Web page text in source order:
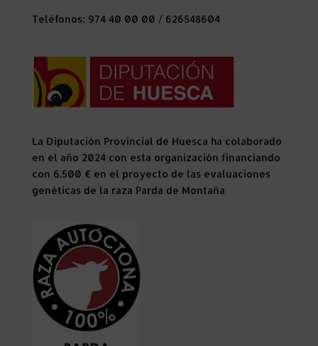
Teléfonos: 974 40 00 00 / 626548604
La Diputación Provincial de Huesca ha colaborado
en el año 2024 con esta organización financiando
con 6.500 € en el proyecto de las evaluaciones
genéticas de la raza Parda de Montaña